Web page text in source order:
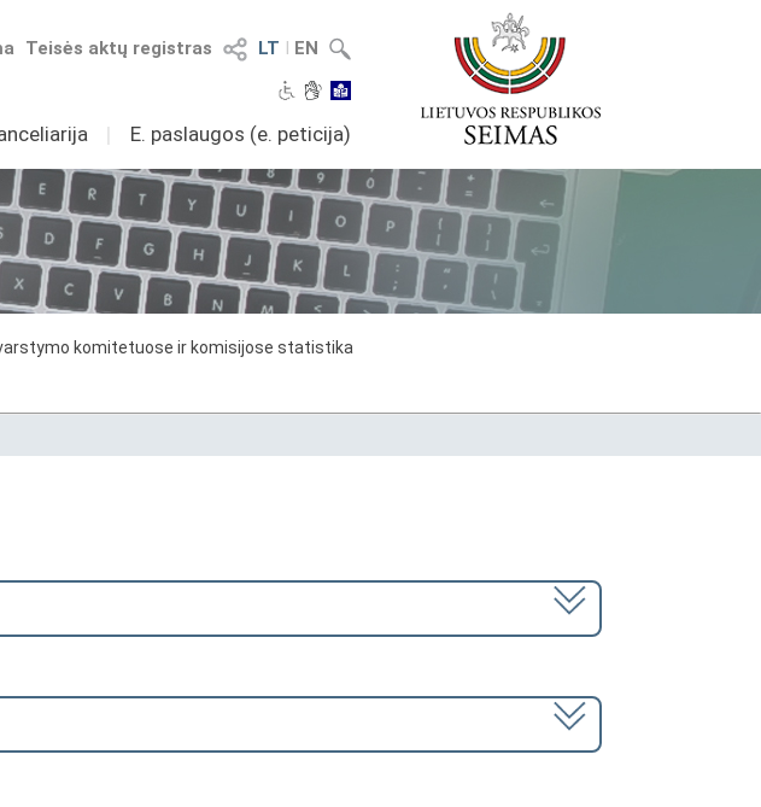
LT I EN
Teisės aktų registras
I E. paslaugos (e. peticija)
komitetuose ir komisijose statistika